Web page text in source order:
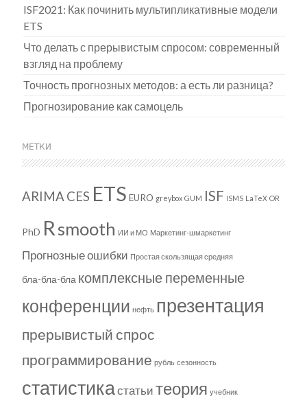
ISF2021: Как починить мультипликативные модели
ETS
Что делать с прерывистым спросом: современный
взгляд на проблему
Точность прогнозных методов: а есть ли разница?
Прогнозирование как самоцель
МЕТКИ
ARIMA CES ETS EURO greybox GUM ISF ISMS LaTeX OR
PhD Rsmooth ИИ и МО Маркетинг-шмаркетинг
Прогнозные ошибки Простая скользящая средняя
бла-бла-бла комплексные переменные
конференции нефть презентация
прерывистый спрос
программирование рубль сезонность
статистикастатьи теория учебник